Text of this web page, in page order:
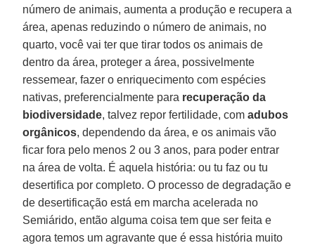
número de animais, aumenta a produção e recupera a
área, apenas reduzindo o número de animais, no
quarto, você vai ter que tirar todos os animais de
dentro da área, proteger a área, possivelmente
ressemear, fazer o enriquecimento com espécies
nativas, preferencialmente para recuperação da
biodiversidade, talvez repor fertilidade, comadubos
orgânicos, dependendo da área, e os animais vão
ficar fora pelo menos 2 ou 3 anos, para poder entrar
na área de volta. É aquela história: ou tu faz ou tu
desertifica por completo. O processo de degradação e
de desertificação está em marcha acelerada no
Semiárido, então alguma coisa tem que ser feita e
agora temos um agravante que é essa história muito